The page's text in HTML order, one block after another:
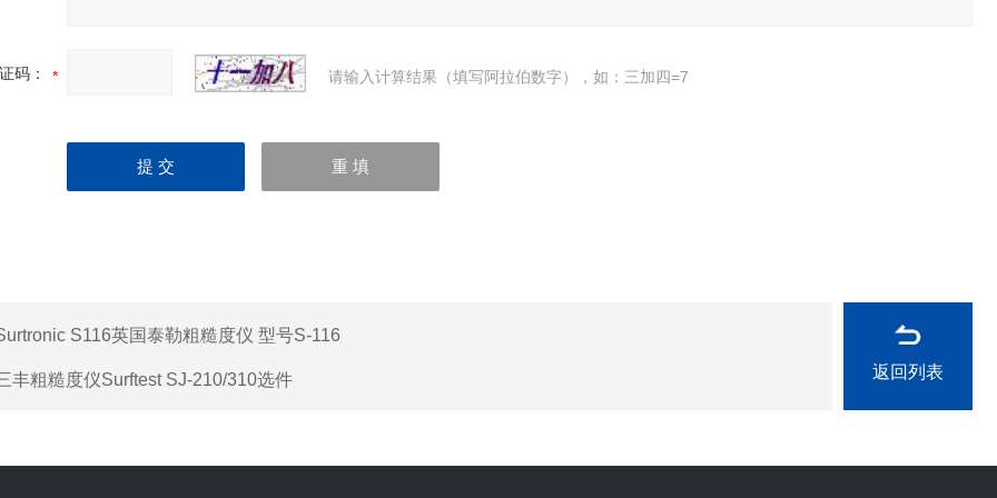
码： 请输入计算结果（填写阿拉伯数字），如：三加四=7
S116英国泰勒粗糙度仪 型号S-116
丰粗糙度仪Surftest SJ-210/310选件 返回列表